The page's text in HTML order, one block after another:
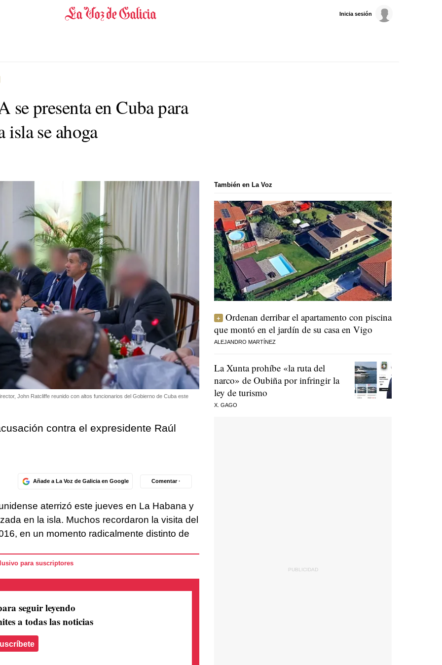
Inicia sesión
presenta en Cuba para
isla se ahoga
John Ratcliffe reunido con altos funcionarios del Gobierno de Cuba este
contra el expresidente Raúl
Añade a La Voz de Galicia en Google Comentar ·
aterrizó este jueves en La Habana y
en la isla. Muchos recordaron la visita del
en un momento radicalmente distinto de
para suscriptores
seguir leyendo
a todas las noticias
También en La Voz
Ordenan derribar el apartamento con piscina
que montó en el jardín de su casa en Vigo
ALEJANDRO MARTÍNEZ
La Xunta prohíbe «la ruta del
narco» de Oubiña por infringir la
ley de turismo
X. GAGO